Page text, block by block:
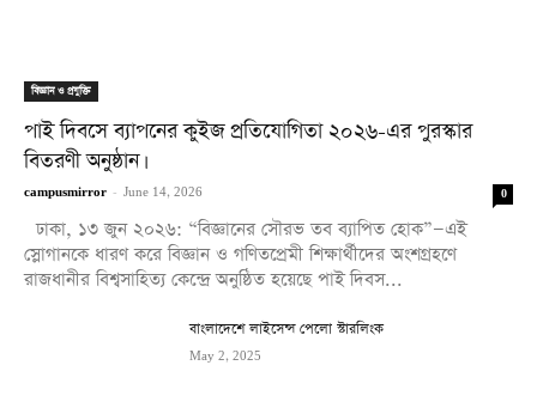
বিজ্ঞান ও প্রযুক্তি
পাই দিবসে ব্যাপনের কুইজ প্রতিযোগিতা ২০২৬-এর পুরস্কার
বিতরণী অনুষ্ঠান।
campusmirror - June 14, 2026 0
ঢাকা, ১৩ জুন ২০২৬: “বিজ্ঞানের সৌরভ তব ব্যাপিত হোক”—এই
স্লোগানকে ধারণ করে বিজ্ঞান ও গণিতপ্রেমী শিক্ষার্থীদের অংশগ্রহণে
রাজধানীর বিশ্বসাহিত্য কেন্দ্রে অনুষ্ঠিত হয়েছে পাই দিবস...
বাংলাদেশে লাইসেন্স পেলো স্টারলিংক
May 2, 2025